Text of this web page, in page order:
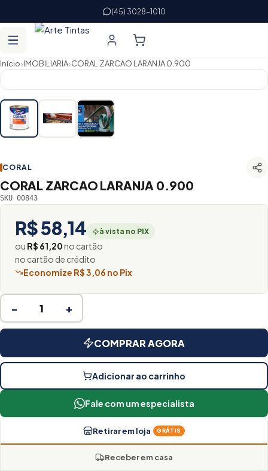
(45) 3028-1010
Início›IMOBILIARIA›CORAL ZARCAO LARANJA 0.900
CORAL
CORAL ZARCAO LARANJA 0.900
SKU 00843
R$ 58,14 à vista no PIX
ou R$ 61,20no cartão
no cartão de crédito
Economize R$ 3,06 no Pix
− +
COMPRAR AGORA
Adicionar ao carrinho
Fale com um especialista
Retirar em loja GRÁTIS
Receber em casa